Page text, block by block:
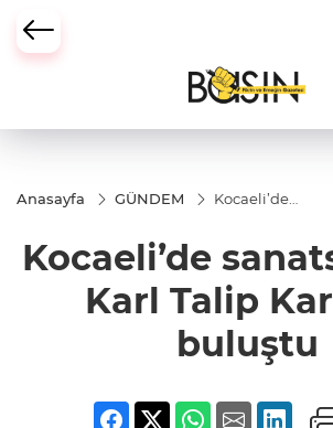
Anasayfa GÜNDEM
Kocaeli’de
Kara ile
buluştu
Kocaeli’de
Karl Talip
buluştu